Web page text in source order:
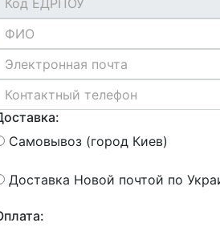
Самовывоз (город Киев)
Доставка Новой почтой по